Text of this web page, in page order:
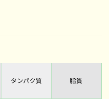
タンパク質 脂質